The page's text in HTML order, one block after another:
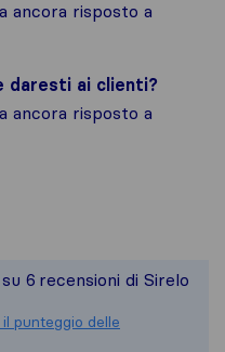
ancora risposto a
daresti ai clienti?
ancora risposto a
avere un
le recensioni
6 recensioni di Sirelo
punteggio delle